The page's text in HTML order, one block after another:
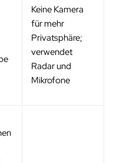
Keine Kamera
für mehr
Privatsphäre;
verwendet
Radar und
Mikrofone